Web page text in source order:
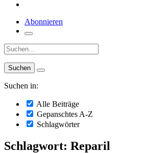
Abonnieren
Suche:
Suchen in:
Alle Beiträge
Gepanschtes A-Z
Schlagwörter
Schlagwort: Reparil